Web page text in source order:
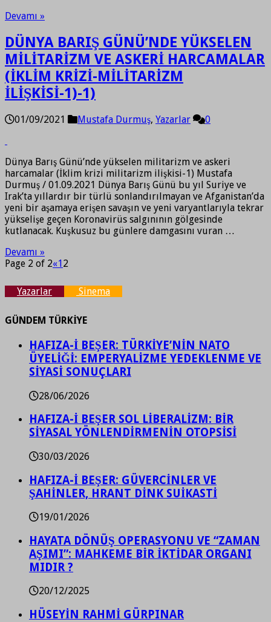
Devamı »
DÜNYA BARIŞ GÜNÜ’NDE YÜKSELEN
MİLİTARİZM VE ASKERİ HARCAMALAR
(İKLİM KRİZİ-MİLİTARİZM
İLİŞKİSİ-1)-1)
01/09/2021 Mustafa Durmuş, Yazarlar 0
Dünya Barış Günü’nde yükselen militarizm ve askeri
harcamalar (İklim krizi militarizm ilişkisi-1) Mustafa
Durmuş / 01.09.2021 Dünya Barış Günü bu yıl Suriye ve
Irak’ta yıllardır bir türlü sonlandırılmayan ve Afganistan’da
yeni bir aşamaya erişen savaşın ve yeni varyantlarıyla tekrar
yükselişe geçen Koronavirüs salgınının gölgesinde
kutlanacak. Kuşkusuz bu günlere damgasını vuran …
Devamı »
Page 2 of 2«12
Yazarlar Sinema
GÜNDEM TÜRKİYE
HAFIZA-İ BEŞER: TÜRKİYE’NİN NATO
ÜYELİĞİ: EMPERYALİZME YEDEKLENME VE
SİYASİ SONUÇLARI
28/06/2026
HAFIZA-İ BEŞER SOL LİBERALİZM: BİR
SİYASAL YÖNLENDİRMENİN OTOPSİSİ
30/03/2026
HAFIZA-İ BEŞER: GÜVERCİNLER VE
ŞAHİNLER, HRANT DİNK SUİKASTİ
19/01/2026
HAYATA DÖNÜŞ OPERASYONU VE “ZAMAN
AŞIMI”: MAHKEME BİR İKTİDAR ORGANI
MIDIR ?
20/12/2025
HÜSEYİN RAHMİ GÜRPINAR